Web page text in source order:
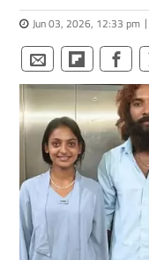
Jun 03, 2026, 12:33 pm